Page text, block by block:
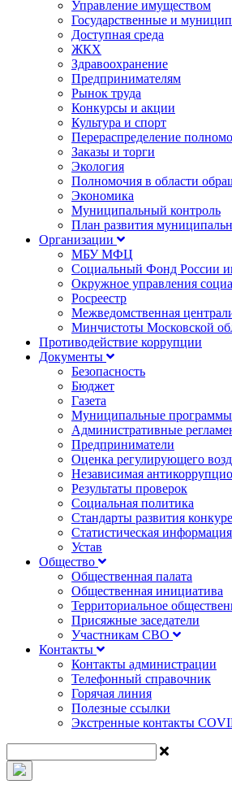
Управление имуществом
Государственные и
Доступная среда
ЖКХ
Здравоохранение
Предпринимателям
Рынок труда
Конкурсы и акции
Культура и спорт
Перераспределение
Заказы и торги
Экология
Полномочия в области
Экономика
Муниципальный контроль
План развития
Организации
МБУ МФЦ
Социальный Фонд России
Окружное управления
Росреестр
Межведомственная
Минчистоты Московской
Противодействие коррупции
Документы
Безопасность
Бюджет
Газета
Муниципальные программы
Административные
Предприниматели
Оценка регулирующего
Независимая
Результаты проверок
Социальная политика
Стандарты развития
Статистическая информация
Устав
Общество
Общественная палата
Общественная инициатива
Территориальное
Присяжные заседатели
Участникам СВО
Контакты
Контакты администрации
Телефонный справочник
Горячая линия
Полезные ссылки
Экстренные контакты